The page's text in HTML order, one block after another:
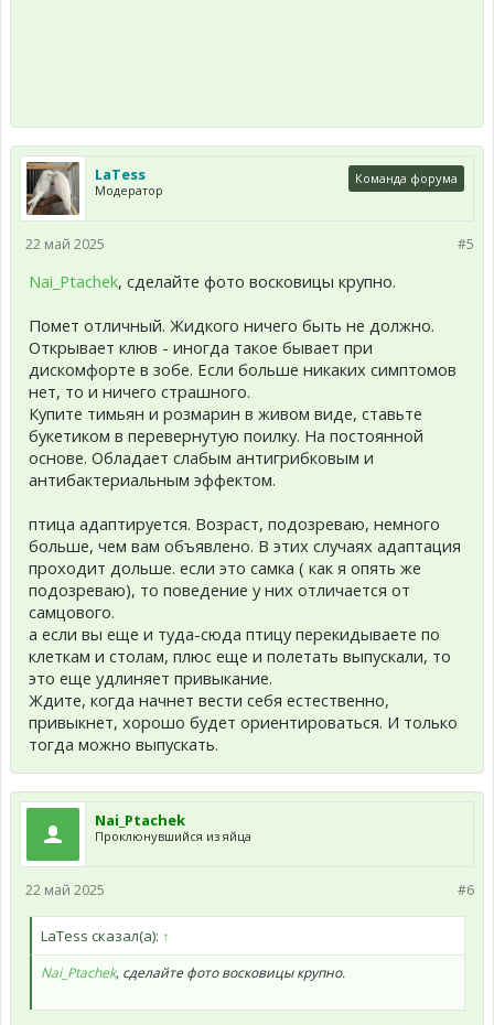
LaTess
Модератор
Команда форума
#5
22 май 2025
Nai_Ptachek, сделайте фото восковицы крупно.
Помет отличный. Жидкого ничего быть не должно.
Открывает клюв - иногда такое бывает при
дискомфорте в зобе. Если больше никаких симптомов
нет, то и ничего страшного.
Купите тимьян и розмарин в живом виде, ставьте
букетиком в перевернутую поилку. На постоянной
основе. Обладает слабым антигрибковым и
антибактериальным эффектом.
птица адаптируется. Возраст, подозреваю, немного
больше, чем вам объявлено. В этих случаях адаптация
проходит дольше. если это самка ( как я опять же
подозреваю), то поведение у них отличается от
самцового.
а если вы еще и туда-сюда птицу перекидываете по
клеткам и столам, плюс еще и полетать выпускали, то
это еще удлиняет привыкание.
Ждите, когда начнет вести себя естественно,
привыкнет, хорошо будет ориентироваться. И только
тогда можно выпускать.
Nai_Ptachek
Проклюнувшийся из яйца
#6
22 май 2025
LaTess сказал(а): ↑
Nai_Ptachek, сделайте фото восковицы крупно.